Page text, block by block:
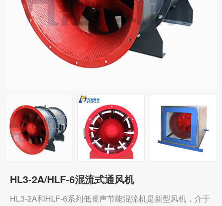
HL3-2A/HLF-6混流式通风机
HL3-2A和HLF-6系列低噪声节能混流机是新型风机，介于